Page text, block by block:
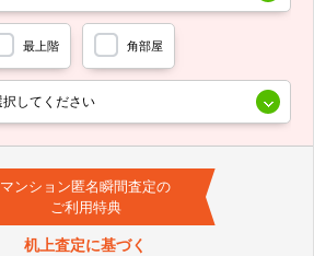
最上階 角部屋
マンション匿名瞬間査定の
ご利用特典
机上査定に基づく